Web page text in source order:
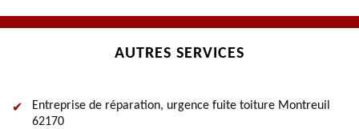
AUTRES SERVICES
Entreprise de réparation, urgence fuite toiture Montreuil
62170